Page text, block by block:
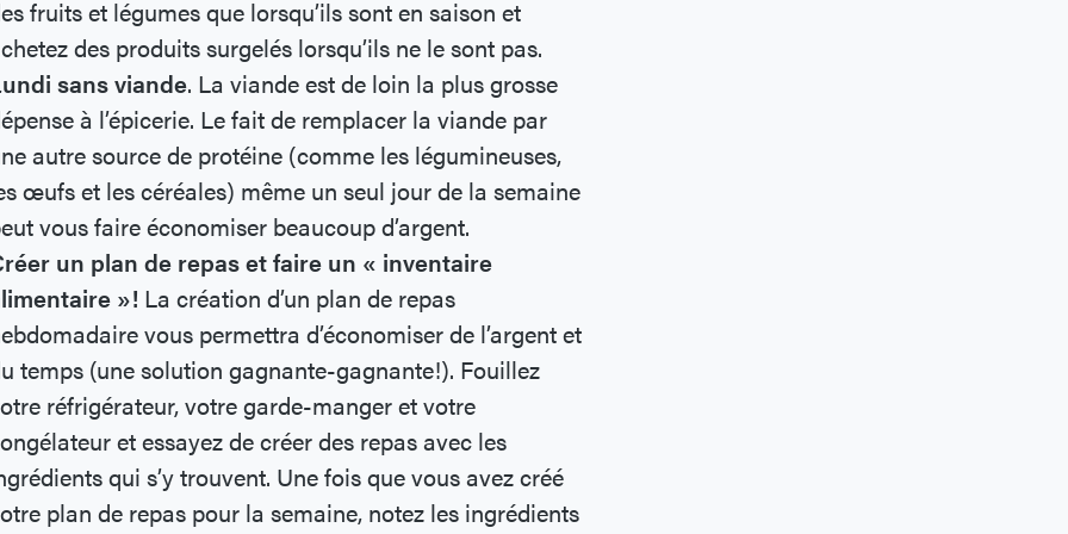
fruits et légumes que lorsqu’ils sont en saison et
des produits surgelés lorsqu’ils ne le sont pas.
sans viande. La viande est de loin la plus grosse
à l’épicerie. Le fait de remplacer la viande par
autre source de protéine (comme les légumineuses,
œufs et les céréales) même un seul jour de la semaine
vous faire économiser beaucoup d’argent.
un plan de repas et faire un « inventaire
»! La création d’un plan de repas
vous permettra d’économiser de l’argent et
temps (une solution gagnante-gagnante!). Fouillez
réfrigérateur, votre garde-manger et votre
et essayez de créer des repas avec les
qui s’y trouvent. Une fois que vous avez créé
plan de repas pour la semaine, notez les ingrédients